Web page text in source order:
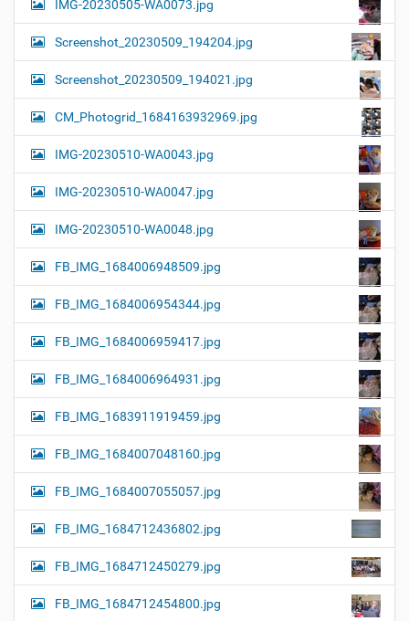
IMG-20230505-WA0073.jpg
Screenshot_20230509_194204.jpg
Screenshot_20230509_194021.jpg
CM_Photogrid_1684163932969.jpg
IMG-20230510-WA0043.jpg
IMG-20230510-WA0047.jpg
IMG-20230510-WA0048.jpg
FB_IMG_1684006948509.jpg
FB_IMG_1684006954344.jpg
FB_IMG_1684006959417.jpg
FB_IMG_1684006964931.jpg
FB_IMG_1683911919459.jpg
FB_IMG_1684007048160.jpg
FB_IMG_1684007055057.jpg
FB_IMG_1684712436802.jpg
FB_IMG_1684712450279.jpg
FB_IMG_1684712454800.jpg